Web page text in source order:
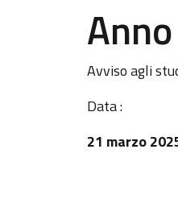
Avviso agli
Data :
21 marzo